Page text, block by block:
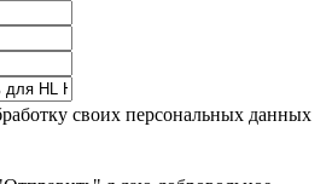
своих персональных данных